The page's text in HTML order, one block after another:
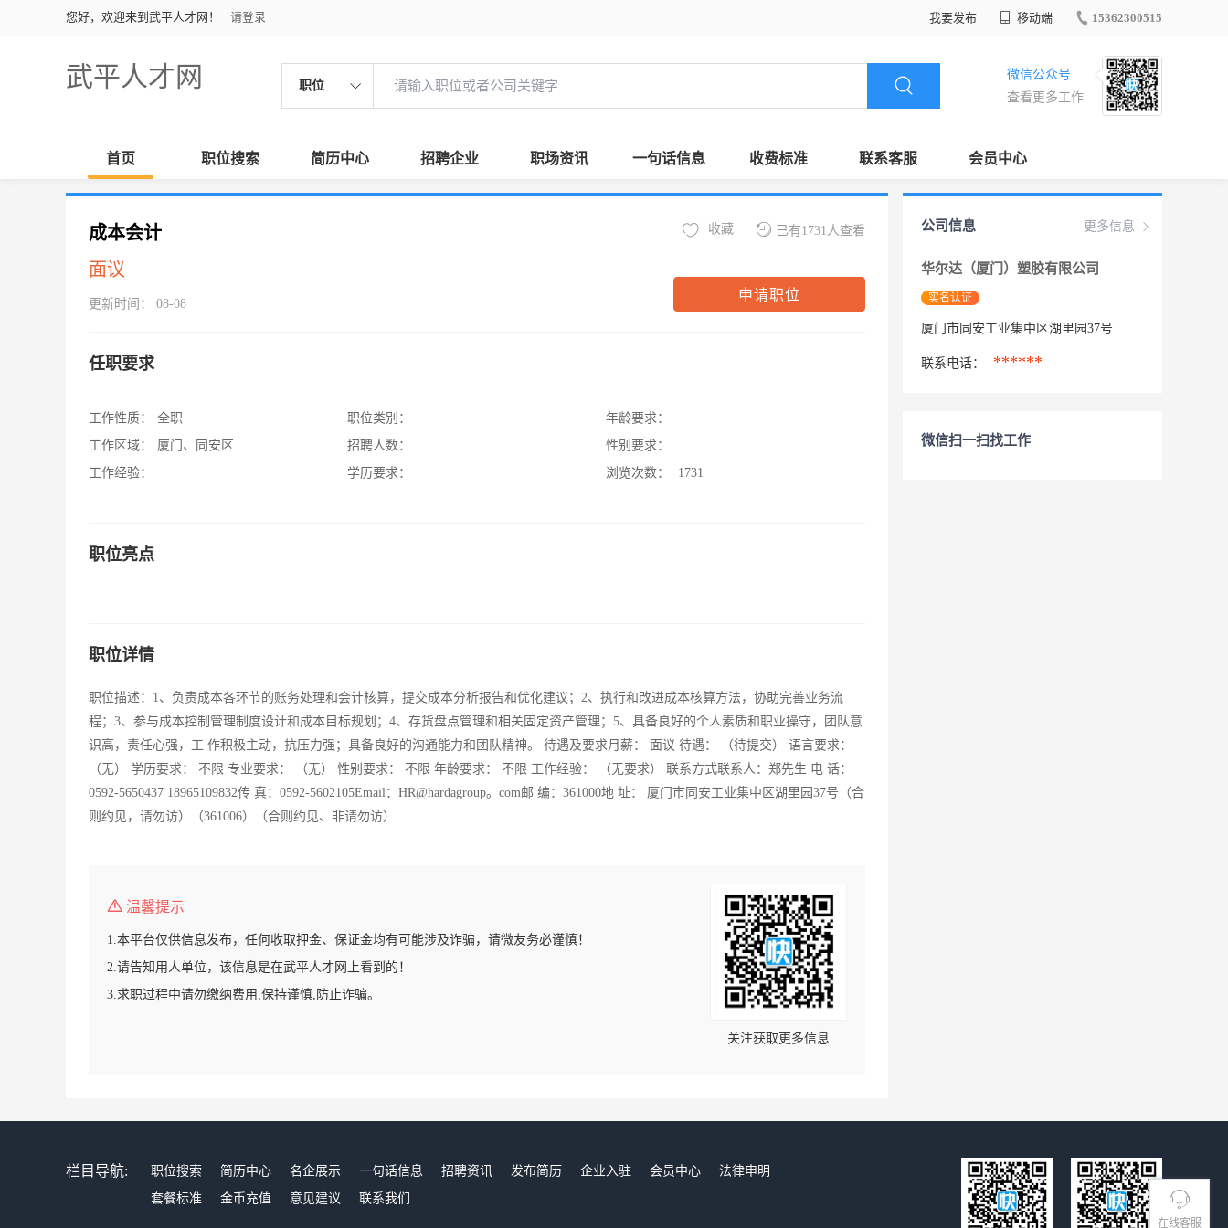
您好，欢迎来到武平人才网！ 请登录 我要发布 移动端 15362300515
武平人才网 职位
微信公众号
查看更多工作
首页 职位搜索 简历中心 招聘企业 职场资讯 一句话信息 收费标准 联系客服 会员中心
在线客服
成本会计
面议
更新时间： 08-08
已有1731人查看
收藏
申请职位
任职要求
工作性质：
全职
工作区域：
厦门、同安区
工作经验：
职位类别：
招聘人数：
学历要求：
年龄要求：
性别要求：
浏览次数：
1731
职位亮点
职位详情
职位描述：1、负责成本各环节的账务处理和会计核算，提交成本分析报告和优化建议；2、执行和改进成本核算方法，协助完善业务流
程；3、参与成本控制管理制度设计和成本目标规划；4、存货盘点管理和相关固定资产管理；5、具备良好的个人素质和职业操守，团队意
识高，责任心强，工 作积极主动，抗压力强；具备良好的沟通能力和团队精神。 待遇及要求月薪： 面议 待遇： （待提交） 语言要求：
（无） 学历要求： 不限 专业要求： （无） 性别要求： 不限 年龄要求： 不限 工作经验： （无要求） 联系方式联系人：郑先生 电 话：
0592-5650437 18965109832传 真：0592-5602105Email：HR@hardagroup。com邮 编：361000地 址： 厦门市同安工业集中区湖里园37号（合
则约见，请勿访）（361006）（合则约见、非请勿访）
温馨提示
1.本平台仅供信息发布，任何收取押金、保证金均有可能涉及诈骗，请微友务必谨慎！
2.请告知用人单位，该信息是在武平人才网上看到的！
3.求职过程中请勿缴纳费用,保持谨慎,防止诈骗。
关注获取更多信息
更多信息
公司信息
华尔达（厦门）塑胶有限公司
实名认证
厦门市同安工业集中区湖里园37号
联系电话： ******
微信扫一扫找工作
栏目导航: 职位搜索 简历中心 名企展示 一句话信息 招聘资讯 发布简历 企业入驻 会员中心
法律申明
套餐标准
金币充值 意见建议 联系我们